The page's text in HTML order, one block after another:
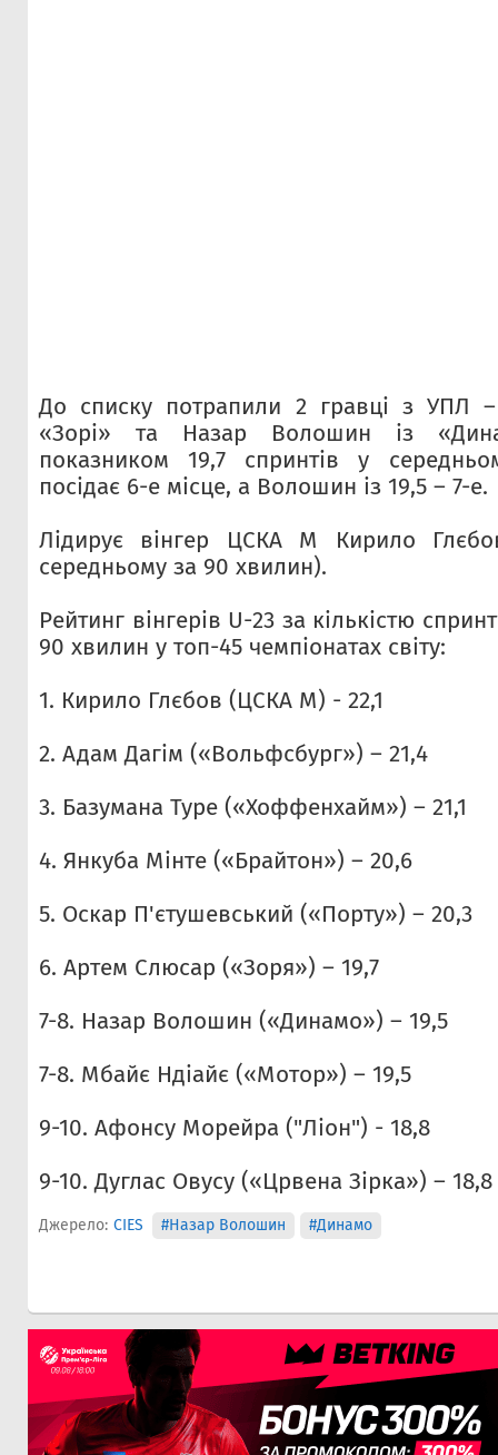
До списку потрапили 2 гравці з УПЛ
«Зорі» та Назар Волошин із
показником 19,7 спринтів у
посідає 6-е місце, а Волошин із 19,5 – 7-е.
Лідирує вінгер ЦСКА М Кирило
середньому за 90 хвилин).
Рейтинг вінгерів U-23 за кількістю
90 хвилин у топ-45 чемпіонатах світу:
1. Кирило Глєбов (ЦСКА М) - 22,1
2. Адам Дагім («Вольфсбург») – 21,4
3. Базумана Туре («Хоффенхайм») – 21,1
4. Янкуба Мінте («Брайтон») – 20,6
5. Оскар П'єтушевський («Порту») – 20,3
6. Артем Слюсар («Зоря») – 19,7
7-8. Назар Волошин («Динамо») – 19,5
7-8. Мбайє Ндіайє («Мотор») – 19,5
9-10. Афонсу Морейра ("Ліон") - 18,8
9-10. Дуглас Овусу («Црвена Зірка») – 18,8
Джерело: CIES #Назар Волошин #Динамо